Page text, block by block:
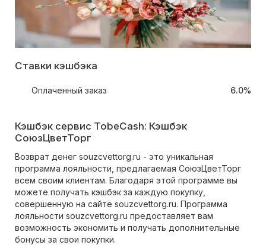
Ставки кэшбэка
Оплаченный заказ 6.0%
Кэшбэк сервис TobeCash: Кэшбэк
СоюзЦветТорг
Возврат денег souzcvettorg.ru - это уникальная
программа лояльности, предлагаемая СоюзЦветТорг
всем своим клиентам. Благодаря этой программе вы
можете получать кэшбэк за каждую покупку,
совершенную на сайте souzcvettorg.ru. Программа
лояльности souzcvettorg.ru предоставляет вам
возможность экономить и получать дополнительные
бонусы за свои покупки.